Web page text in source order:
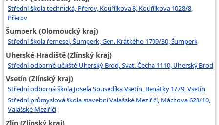
Střední škola technická, Přerov, Kouřílkova 8, Kouřílkova 1028/8,
Přerov
Šumperk (Olomoucký kraj)
Střední škola řemesel, Šumperk, Gen. Krátkého 1799/30, Šumperk
Uherské Hradiště (Zlínský kraj)
Střední odborné učiliště Uherský Brod, Svat. Čecha 1110, Uherský Brod
Vsetín (Zlínský kraj)
Střední odborná škola Josefa Sousedíka Vsetín, Benátky 1779, Vsetín
Střední průmyslová škola stavební Valašské Meziříčí, Máchova 628/10,
Valašské Meziříčí
Zlín (Zlínský kraj)